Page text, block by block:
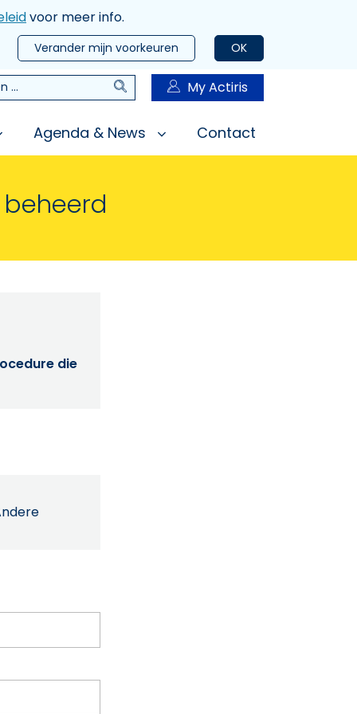
voor meer info.
OK
Verander mijn voorkeuren
Zoeken My Actiris
Agenda & News Contact
die